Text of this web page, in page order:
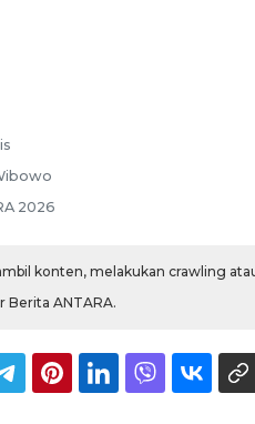
2026
konten, melakukan crawling
Berita ANTARA.